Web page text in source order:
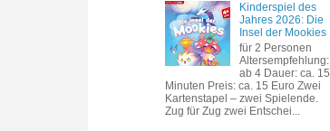
Kinderspiel des
Jahres 2026: Die
Insel der Mookies
für 2 Personen
Altersempfehlung:
ab 4 Dauer: ca. 15
Minuten Preis: ca. 15 Euro Zwei
Kartenstapel – zwei Spielende.
Zug für Zug zwei Entschei...